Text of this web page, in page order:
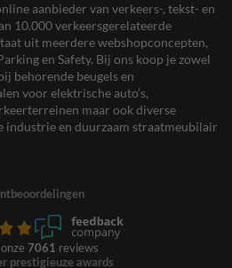
aanbieder van verkeers-, tekst- en
10.000 verkeersgerelateerde
uit meerdere webshopconcepten,
en Safety. Bij ons koop je zowel
behorende beugels en
voor elektrische auto’s,
maar ook diverse
industrie en duurzaam straatmeubilair
7061 reviews
prestigieuze awards